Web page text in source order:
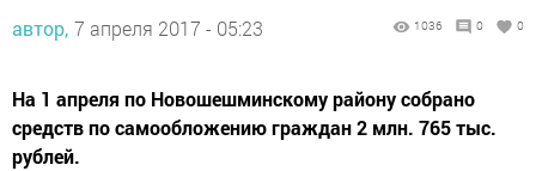
автор, 7 апреля 2017 - 05:23 1036 0 0
На 1 апреля по Новошешминскому району собрано
средств по самообложению граждан 2 млн. 765 тыс.
рублей.